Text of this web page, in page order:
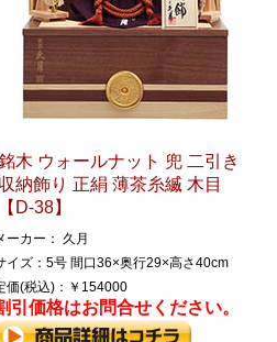
木 ウォールナット 兜 二引き
収納飾り 正絹 薄茶糸縅 木目
【D-38】
ーカー： 久月
イズ：5号 間口36×奥行29×高さ40cm
価(税込)：￥154000
引価格はお問合せください。